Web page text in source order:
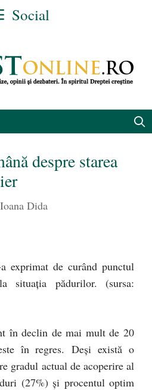
Social
despre starea
Dida
exprimat de curând punctul
situația pădurilor. (sursa:
în declin de mai mult de 20
în regres. Deşi există o
gradul actual de acoperire al
(27%) şi procentul optim